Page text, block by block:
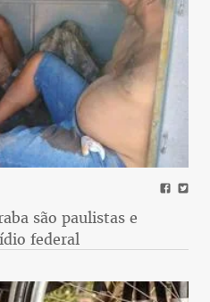
são paulistas e
federal